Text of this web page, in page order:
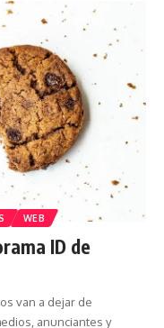
WEB
ID de
van a dejar de
anunciantes y